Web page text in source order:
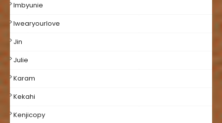
Imbyunie
Iwearyourlove
Jin
Julie
Karam
Kekahi
Kenjicopy